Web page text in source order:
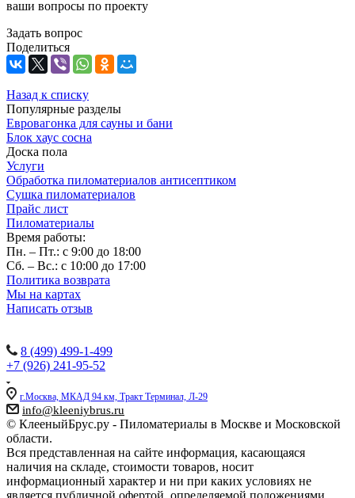
ваши вопросы по проекту
Задать вопрос
Поделиться
Назад к списку
Популярные разделы
Евровагонка для сауны и бани
Блок хаус сосна
Доска пола
Услуги
Обработка пиломатериалов антисептиком
Сушка пиломатериалов
Прайс лист
Пиломатериалы
Время работы:
Пн. – Пт.: с 9:00 до 18:00
Сб. – Вс.: с 10:00 до 17:00
Политика возврата
Мы на картах
Написать отзыв
8 (499) 499-1-499
+7 (926) 241-95-52
г.Москва, МКАД 94 км, Тракт Терминал, Л-29
info@kleeniybrus.ru
© КлееныйБрус.ру - Пиломатериалы в Москве и Московской
области.
Вся представленная на сайте информация, касающаяся
наличия на складе, стоимости товаров, носит
информационный характер и ни при каких условиях не
является публичной офертой, определяемой положениями